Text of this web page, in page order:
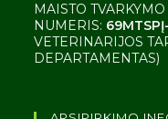
MAISTO
NUMERIS:
VETERINARIJOS
DEPARTAMENTAS)